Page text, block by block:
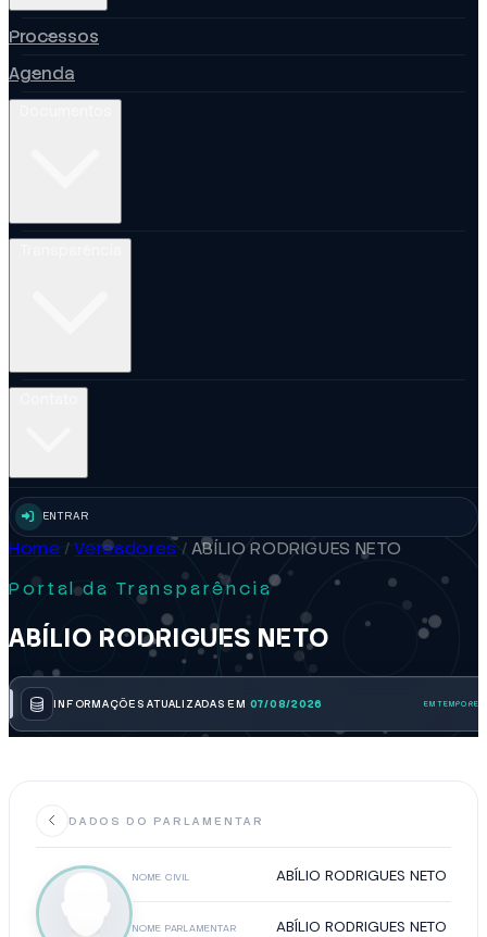
Processos
Agenda
ENTRAR
Home / Vereadores /ABÍLIO RODRIGUES NETO
Portal da Transparência
ABÍLIO RODRIGUES NETO
INFORMAÇÕES ATUALIZADAS EM 07/08/2026
DADOS DO PARLAMENTAR
NOME CIVIL ABÍLIO RODRIGUES NETO
NOME PARLAMENTAR ABÍLIO RODRIGUES NETO